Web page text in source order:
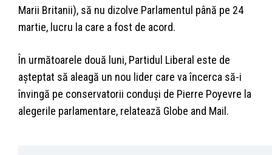
Marii Britanii), să nu dizolve Parlamentul până pe 24
martie, lucru la care a fost de acord.
În următoarele două luni, Partidul Liberal este de
așteptat să aleagă un nou lider care va încerca să-i
învingă pe conservatorii conduși de Pierre Poyevre la
alegerile parlamentare, relatează Globe and Mail.